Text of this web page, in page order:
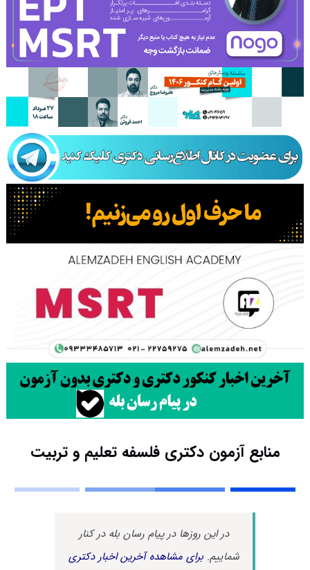
منابع آزمون دکتری فلسفه تعلیم و تربیت
در این روزها در پیام رسان بله در کنار
شماییم.برای مشاهده آخرین اخبار دکتری